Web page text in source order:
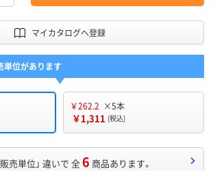
マイカタログへ登録
単位があります
￥262.2 ×5本
￥1,311 (税込)
販売単位」 違いで 全6 商品あります。